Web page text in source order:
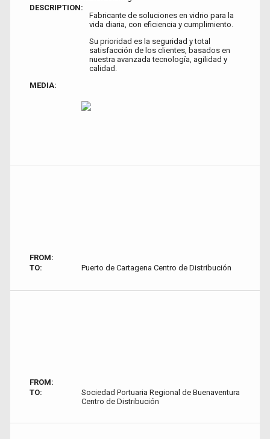
DESCRIPTION:
Fabricante de soluciones en vidrio para la
vida diaria, con eficiencia y cumplimiento.
Su prioridad es la seguridad y total
satisfacción de los clientes, basados en
nuestra avanzada tecnología, agilidad y
calidad.
MEDIA:
FROM:
TO:
Puerto de Cartagena Centro de Distribución
FROM:
TO:
Sociedad Portuaria Regional de Buenaventura
Centro de Distribución